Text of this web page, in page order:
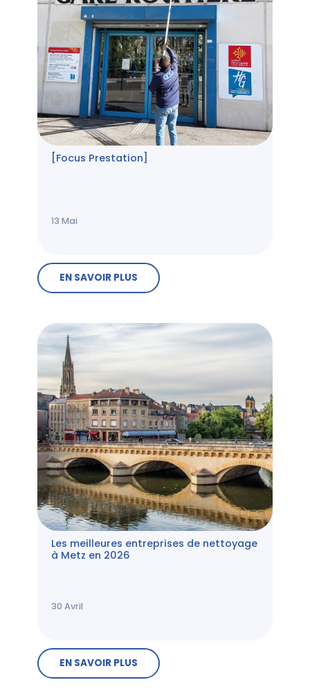
[Focus Prestation]
13 Mai
EN SAVOIR PLUS
Les meilleures entreprises de nettoyage
à Metz en 2026
30 Avril
EN SAVOIR PLUS